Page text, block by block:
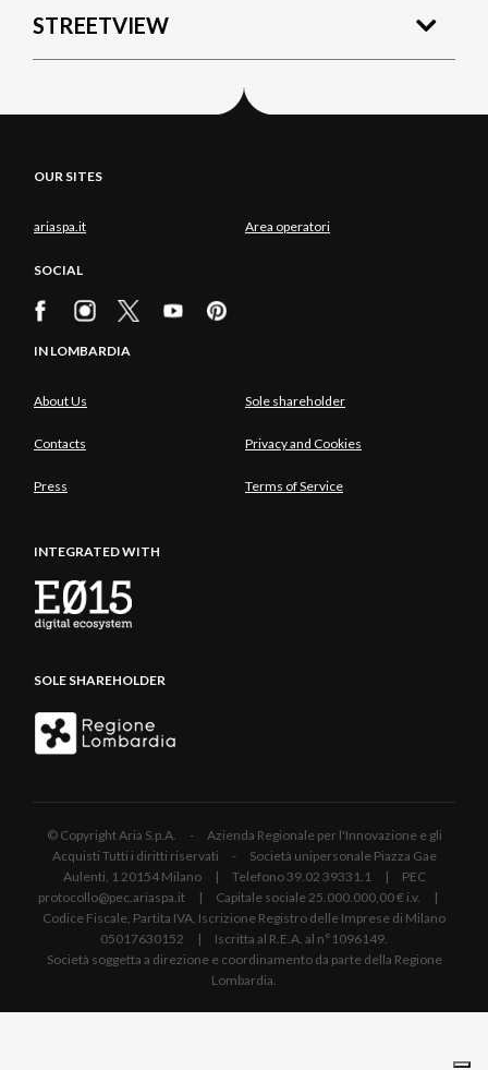
STREETVIEW
OUR SITES
ariaspa.it Area operatori
SOCIAL
IN LOMBARDIA
About Us Sole shareholder
Contacts Privacy and Cookies
Press Terms of Service
INTEGRATED WITH
SOLE SHAREHOLDER
© Copyright Aria S.p.A. - Azienda Regionale per l'Innovazione e gli
Acquisti Tutti i diritti riservati - Società unipersonale Piazza Gae
Aulenti, 1 20154 Milano | Telefono 39.02 39331.1 | PEC
protocollo@pec.ariaspa.it | Capitale sociale 25.000.000,00 € i.v. |
Codice Fiscale, Partita IVA, Iscrizione Registro delle Imprese di Milano
05017630152 | Iscritta al R.E.A. al n°1096149.
Società soggetta a direzione e coordinamento da parte della Regione
Lombardia.